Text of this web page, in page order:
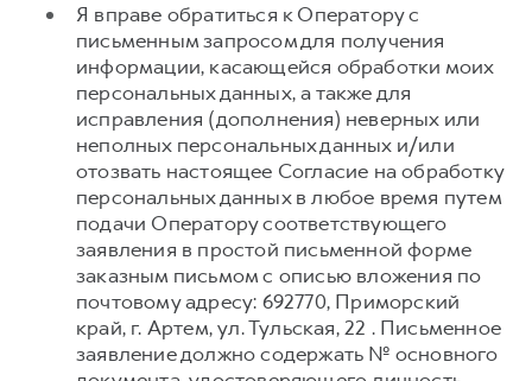
Я вправе обратиться к Оператору с
письменным запросом для получения
информации, касающейся обработки моих
персональных данных, а также для
исправления (дополнения) неверных или
неполных персональных данных и/или
отозвать настоящее Согласие на обработку
персональных данных в любое время путем
подачи Оператору соответствующего
заявления в простой письменной форме
заказным письмом с описью вложения по
почтовому адресу: 692770, Приморский
край, г. Артем, ул. Тульская, 22 . Письменное
заявление должно содержать № основного